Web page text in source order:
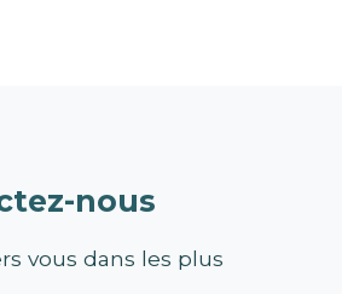
nous
vous dans les plus